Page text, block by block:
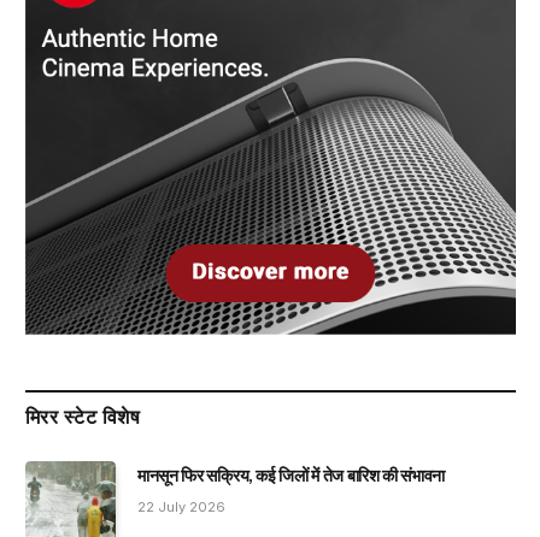
मिरर स्टेट विशेष
मानसून फिर सक्रिय, कई जिलों में तेज बारिश की संभावना
22 July 2026